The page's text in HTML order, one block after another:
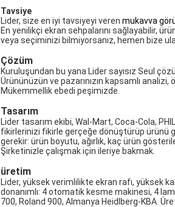
Tavsiye
Lider, size en iyi tavsiyeyi veren mukavva
En yenilikçi ekran sehpalarını sağlayabilir,
veya seçiminizi bilmiyorsanız, hemen bize
Çözüm
Kuruluşundan bu yana Lider sayısız Seul
Ürününüzün ve pazarınızın kapsamlı
Mükemmellik ebedi peşimizde.
Tasarım
Lider tasarım ekibi, Wal-Mart, Coca-Cola,
fikirlerinizi fikirle gerçeğe dönüştürüp ürünü
gerekir: ürün boyutu, ağırlık, kaç ürün
Şirketinizle çalışmak için ileriye bakmak.
üretim
Lider, yüksek verimlilikte ekran rafı, yüksek
donanımlı: 4 otomatik kesme makinesi, 4
700, Roland 900, Almanya Heidlberg-KBA.